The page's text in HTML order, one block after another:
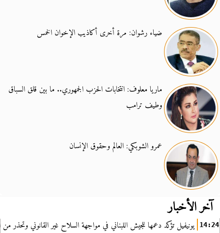
ضياء رشوان: مرة أخرى أكاذيب الإخوان الخمس
ماريا معلوف: انتخابات الحزب الجمهوري.. ما بين قلق السباق
وطيف ترامب
عمرو الشوبكي: العالم وحقوق الإنسان
آخر الأخبار
14:24 يونيفيل تؤكد دعمها للجيش اللبناني في مواجهة السلاح غير القانوني وتحذر من